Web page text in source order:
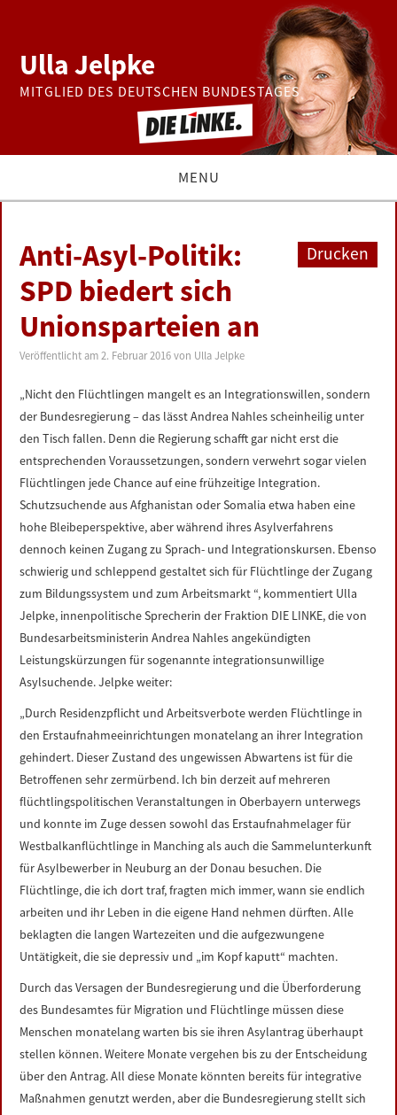
Ulla Jelpke
MITGLIED DES DEUTSCHEN BUNDESTAGES
MENU
BUNDESTAG
PRESSE
ZUR PERSON
LINKS
DATENSCHUTZERKLÄRUNG
IMPRESSUM
Drucken
Anti-Asyl-Politik:
SPD biedert sich
Unionsparteien an
Veröffentlicht am2. Februar 2016 von Ulla Jelpke
„Nicht den Flüchtlingen mangelt es an Integrationswillen, sondern
der Bundesregierung – das lässt Andrea Nahles scheinheilig unter
den Tisch fallen. Denn die Regierung schafft gar nicht erst die
entsprechenden Voraussetzungen, sondern verwehrt sogar vielen
Flüchtlingen jede Chance auf eine frühzeitige Integration.
Schutzsuchende aus Afghanistan oder Somalia etwa haben eine
hohe Bleibeperspektive, aber während ihres Asylverfahrens
dennoch keinen Zugang zu Sprach- und Integrationskursen. Ebenso
schwierig und schleppend gestaltet sich für Flüchtlinge der Zugang
zum Bildungssystem und zum Arbeitsmarkt “, kommentiert Ulla
Jelpke, innenpolitische Sprecherin der Fraktion DIE LINKE, die von
Bundesarbeitsministerin Andrea Nahles angekündigten
Leistungskürzungen für sogenannte integrationsunwillige
Asylsuchende. Jelpke weiter:
„Durch Residenzpflicht und Arbeitsverbote werden Flüchtlinge in
den Erstaufnahmeeinrichtungen monatelang an ihrer Integration
gehindert. Dieser Zustand des ungewissen Abwartens ist für die
Betroffenen sehr zermürbend. Ich bin derzeit auf mehreren
flüchtlingspolitischen Veranstaltungen in Oberbayern unterwegs
und konnte im Zuge dessen sowohl das Erstaufnahmelager für
Westbalkanflüchtlinge in Manching als auch die Sammelunterkunft
für Asylbewerber in Neuburg an der Donau besuchen. Die
Flüchtlinge, die ich dort traf, fragten mich immer, wann sie endlich
arbeiten und ihr Leben in die eigene Hand nehmen dürften. Alle
beklagten die langen Wartezeiten und die aufgezwungene
Untätigkeit, die sie depressiv und „im Kopf kaputt“ machten.
Durch das Versagen der Bundesregierung und die Überforderung
des Bundesamtes für Migration und Flüchtlinge müssen diese
Menschen monatelang warten bis sie ihren Asylantrag überhaupt
stellen können. Weitere Monate vergehen bis zu der Entscheidung
über den Antrag. All diese Monate könnten bereits für integrative
Maßnahmen genutzt werden, aber die Bundesregierung stellt sich